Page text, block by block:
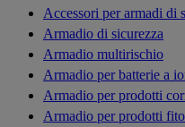
Accessori per armadi di
Armadio di sicurezza
Armadio multirischio
Armadio per batterie a
Armadio per prodotti
Armadio per prodotti